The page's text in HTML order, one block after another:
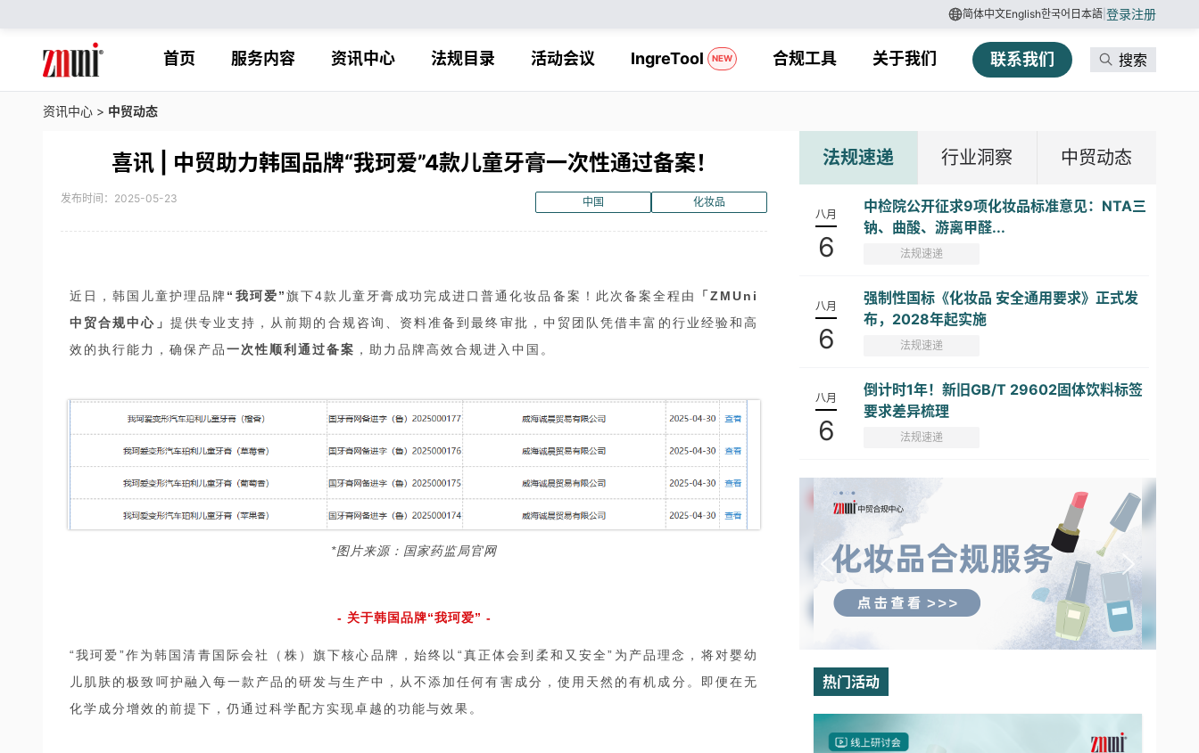
简体中文English한국어 日本語 登录注册
首页 服务内容 资讯中心 法规目录 活动会议 IngreTool NEW 合规工具 关于我们 联系我们 搜索
资讯中心 > 中贸动态
喜讯 | 中贸助力韩国品牌“我珂爱”4款儿童牙膏一次性通过备案！
发布时间：2025-05-23 中国 化妆品
近日，韩国儿童护理品牌 “我珂爱”旗下4款儿童牙膏成功完成进口普通化妆品备案！此次备案全程由
「ZMUni
中贸合规中心」 提供专业支持，从前期的合规咨询、资料准备到最终审批，中贸团队凭借丰富的行业经验和高
效的执行能力，确保产品一次性顺利通过备案 ，助力品牌高效合规进入中国。
*图片来源：国家药监局官网
- 关于韩国品牌“我珂爱” -
“我珂爱”作为韩国清青国际会社（株）旗下核心品牌，始终以“真正体会到柔和又安全”为产品理念，将对婴幼
儿肌肤的极致呵护融入每一款产品的研发与生产中，从不添加任何有害成分，使用天然的有机成分。即便在无
化学成分增效的前提下，仍通过科学配方实现卓越的功能与效果。
法规速递 行业洞察 中贸动态
八月
6
中检院公开征求9项化妆品标准意见：NTA三
钠、曲酸、游离甲醛...
法规速递
八月
6
强制性国标《化妆品 安全通用要求》正式发
布，2028年起实施
法规速递
八月
6
倒计时1年！新旧GB/T 29602固体饮料标签
要求差异梳理
法规速递
热门活动